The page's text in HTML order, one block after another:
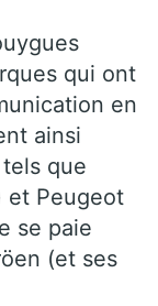
qui ont
en
ainsi
tels que
et Peugeot
se paie
(et ses